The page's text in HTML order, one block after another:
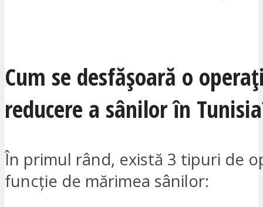
Cum se desfășoară o
reducere a sânilor în
În primul rând, există 3 tipuri de
funcție de mărimea sânilor: